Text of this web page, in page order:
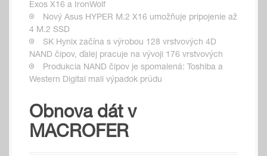
Exos X16 a IronWolf
Nový Asus HYPER M.2 X16 umožňuje pripojenie až
4 M.2 SSD
SK Hynix začína s výrobou 128 vrstvových 4D
NAND čipov, ďalej pracuje na vývoji 176 vrstvových
Produkcia NAND čipov je spomalená: Toshiba a
Western Digital mali výpadok prúdu
Obnova dát v
MACROFER